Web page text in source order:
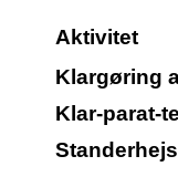
Aktivitet
Klargøring
Klar-parat-